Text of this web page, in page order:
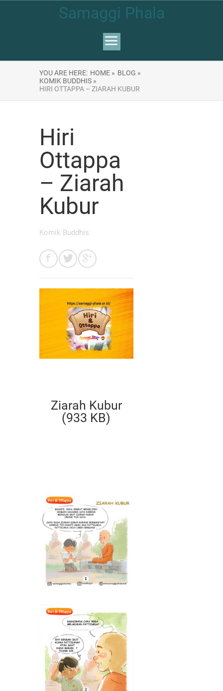
Samaggi Phala
YOU ARE HERE: HOME » BLOG »
KOMIK BUDDHIS »
HIRI OTTAPPA – ZIARAH KUBUR
Hiri
Ottappa
– Ziarah
Kubur
Komik Buddhis
Ziarah Kubur
(933 KB)